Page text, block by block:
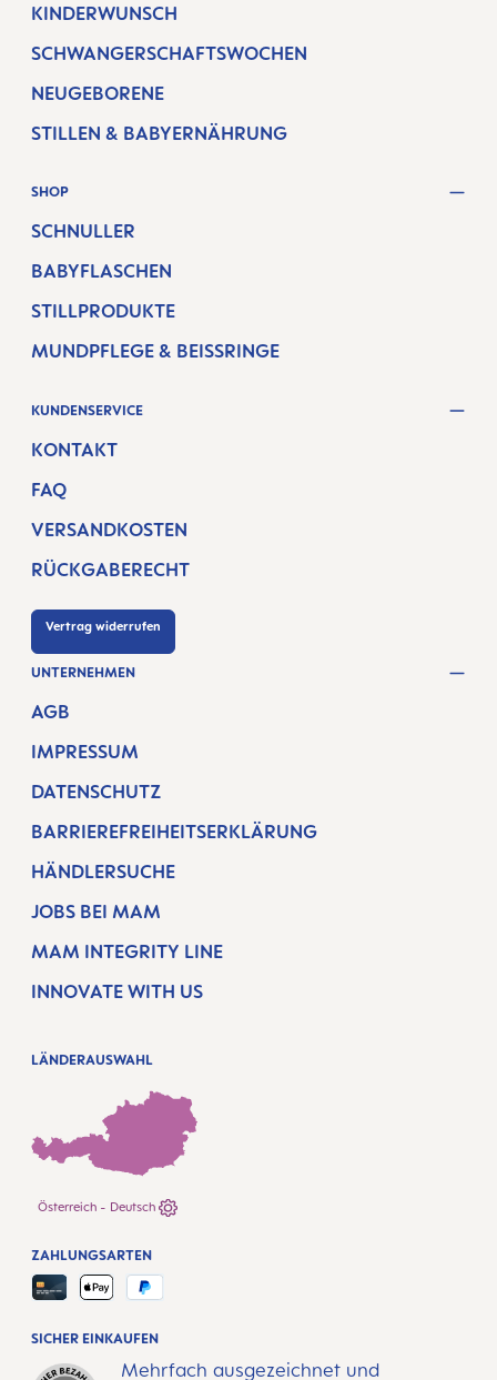
KINDERWUNSCH
SCHWANGERSCHAFTSWOCHEN
NEUGEBORENE
STILLEN & BABYERNÄHRUNG
SHOP
SCHNULLER
BABYFLASCHEN
STILLPRODUKTE
MUNDPFLEGE & BEISSRINGE
KUNDENSERVICE
KONTAKT
FAQ
VERSANDKOSTEN
RÜCKGABERECHT
Vertrag widerrufen
UNTERNEHMEN
AGB
IMPRESSUM
DATENSCHUTZ
BARRIEREFREIHEITSERKLÄRUNG
HÄNDLERSUCHE
JOBS BEI MAM
MAM INTEGRITY LINE
INNOVATE WITH US
LÄNDERAUSWAHL
Österreich - Deutsch
SICHER EINKAUFEN
Mehrfach ausgezeichnet und
ZAHLUNGSARTEN